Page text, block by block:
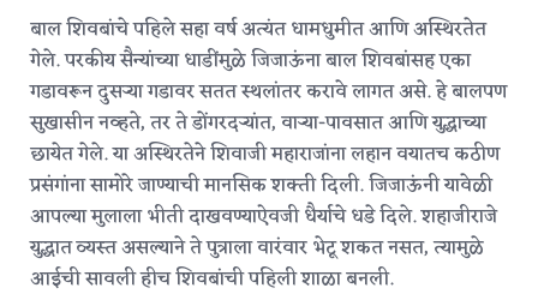
बाल शिवबांचे पहिले सहा वर्ष अत्यंत धामधुमीत आणि अस्थिरतेत
गेले. परकीय सैन्यांच्या धाडींमुळे जिजाऊंना बाल शिवबांसह एका
गडावरून दुसऱ्या गडावर सतत स्थलांतर करावे लागत असे.हे बालपण
सुखासीन नव्हते, तर ते डोंगरदऱ्यांत, वाऱ्या-पावसात आणि युद्धाच्या
छायेत गेले. या अस्थिरतेने शिवाजी महाराजांना लहान वयातच कठीण
प्रसंगांना सामोरे जाण्याची मानसिक शक्ती दिली. जिजाऊंनी यावेळी
आपल्या मुलाला भीती दाखवण्याऐवजी धैर्याचे धडे दिले. शहाजीराजे
युद्धात व्यस्त असल्याने ते पुत्राला वारंवार भेटू शकत नसत, त्यामुळे
आईची सावली हीच शिवबांची पहिली शाळा बनली.